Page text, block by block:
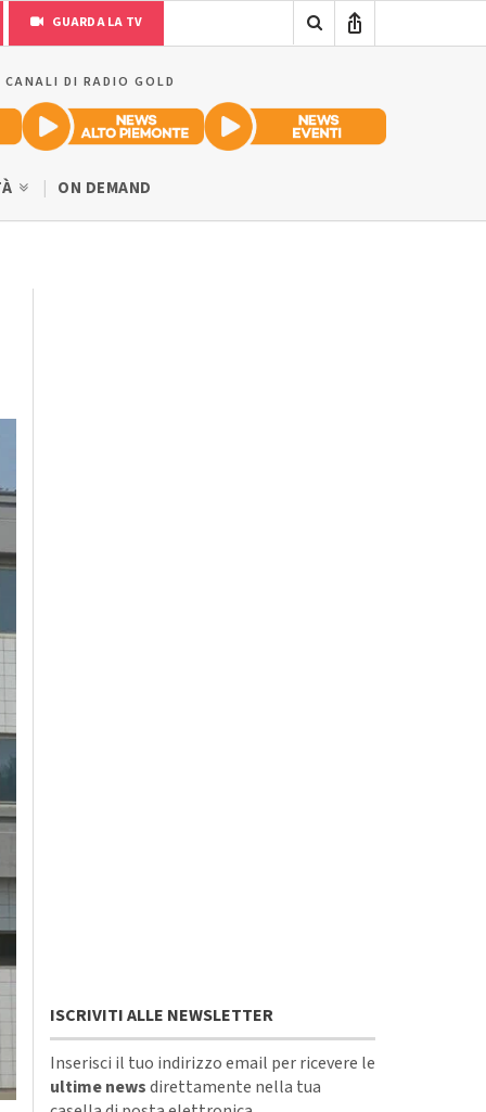
GUARDA LA TV
DI RADIO GOLD
ON DEMAND
ISCRIVITI ALLE NEWSLETTER
Inserisci il tuo indirizzo email per ricevere le
ultime newsdirettamente nella tua